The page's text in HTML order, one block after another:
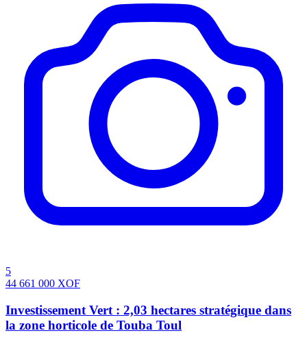
5
44 661 000 XOF
Investissement Vert : 2,03 hectares stratégique dans
la zone horticole de Touba Toul